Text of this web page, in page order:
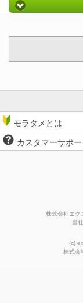
モラタメとは
カスタマーサポー
株式会社エク
当
(c)
株式会